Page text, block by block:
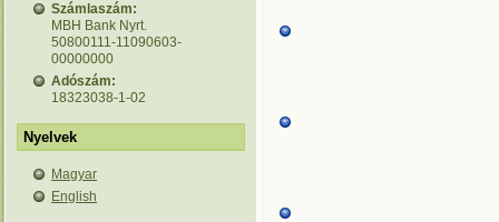
Számlaszám:
MBH Bank Nyrt.
50800111-11090603-
00000000
Adószám:
18323038-1-02
Nyelvek
Magyar
English